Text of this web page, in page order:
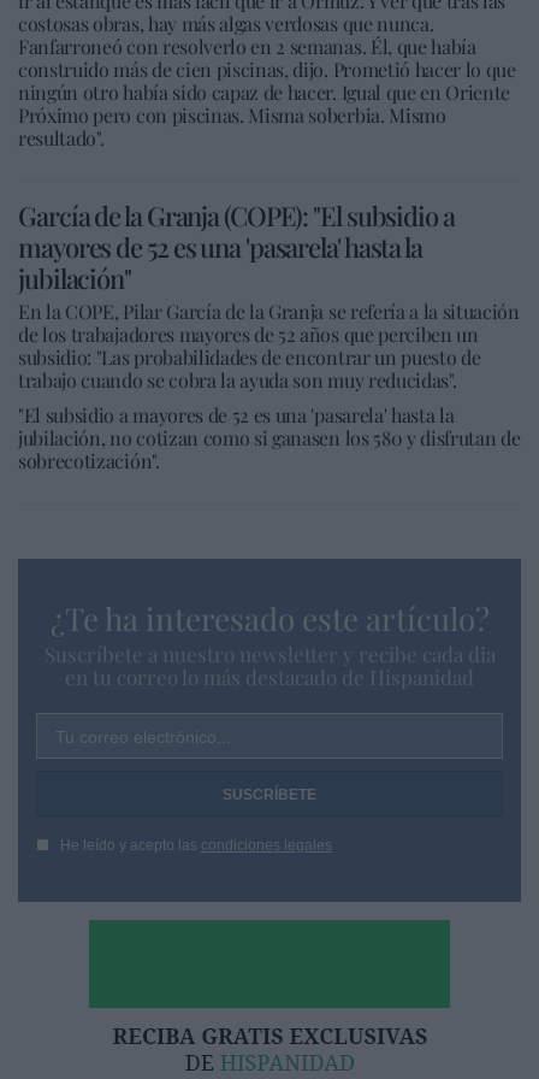
costosas obras, hay más algas verdosas que nunca.
Fanfarroneó con resolverlo en 2 semanas. Él, que había
construido más de cien piscinas, dijo. Prometió hacer lo que
ningún otro había sido capaz de hacer. Igual que en Oriente
Próximo pero con piscinas. Misma soberbia. Mismo
resultado".
García de la Granja (COPE): "El subsidio a
mayores de 52 es una 'pasarela' hasta la
jubilación"
En la COPE, Pilar García de la Granja se refería a la situación
de los trabajadores mayores de 52 años que perciben un
subsidio: "Las probabilidades de encontrar un puesto de
trabajo cuando se cobra la ayuda son muy reducidas".
"El subsidio a mayores de 52 es una 'pasarela' hasta la
jubilación, no cotizan como si ganasen los 580 y disfrutan de
sobrecotización".
¿Te ha interesado este artículo?
Suscríbete a nuestro newsletter y recibe cada dia
en tu correo lo más destacado de Hispanidad
Tu correo electrónico...
He leído y acepto las condiciones legales